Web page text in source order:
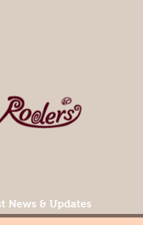
News & Updates